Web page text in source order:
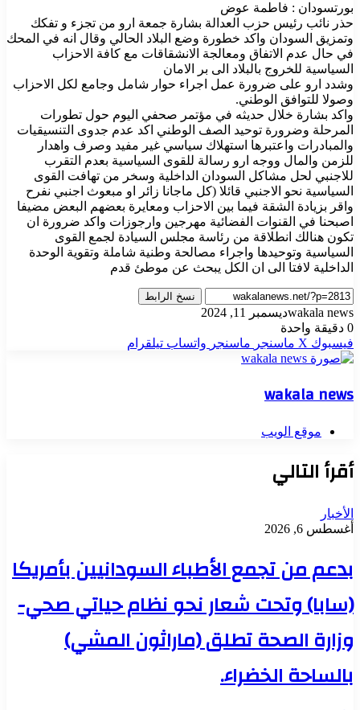
بورتسودان : فاطمة عوض
حذر نائب رئيس حزب العدالة بشارة جمعة ارو من تجزء و تفكك
وتمزيق السودان واكد خطورة وضع البلاد الحالي وقال انه في المحك
في حال عدم الاتفاق ومعالجة الانشقاقات مع كافة الاحزاب
السياسية للخروج بالبلاد الى بر الامان
وشدد ارو على ضرورة عمل اجراء حوار شامل وجامع لكل الاحزاب
وصولا للتوافق الوطني.
واكد بشارة خلال حديثه في مؤتمر صحفي اليوم حول تطورات
المرحلة وضرورة توحيد الصف الوطني اكد عدم جدوى التنسيقيات
والمبادرات واعتبرها استهلاك سياسي غير مفيد وصرف واهدار
للزمن والمال ووجه ارو رسالة للقوى السياسية بعدم التقرب
للاجنبي لحل مشاكل السودان الداخلية وسخر من تهافت القوى
السياسية نحو الاجنبي قائلا (كل ماجانا زائر او مبعوث اجنبي نفرح
واقر بزيادة الشقة فيما بين الاحزاب ومعايرة بعضهم البعض مضيفا
اصبحنا في القنوات الفضائية مهرجين وارجوزات واكد ضرورة ان
تكون هنالك انطلاقة من رئاسة مجلس السيادة لجمع القوى
السياسية وتوحيدها واجراء مصالحة وطنية شاملة وتقوية الوحدة
الداخلية لافتا الى ان الكل يبحث عن موطئ قدم
نسخ الرابط
wakala newsديسمبر 11, 2024
0 دقيقة واحدة
فيسبوك ‫X ماسنجر ماسنجر واتساب تيلقرام
wakala news
موقع الويب
أقرأ التالي
الأخبار
أغسطس 6, 2026
بدعم من تجمع الأطباء السودانيين بأمريكا
(سابا) وتحت شعار نحو نظام حياتي صحي-
وزارة الصحة تطلق (ماراثون المشي)
بالساحة الخضراء.